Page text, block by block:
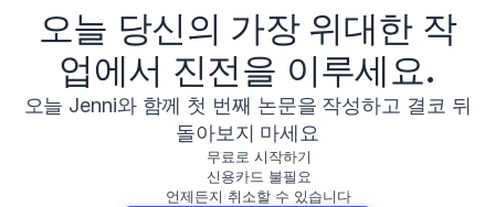
오늘 당신의 가장 위대한 작
업에서 진전을 이루세요.
오늘 Jenni와 함께 첫 번째 논문을 작성하고 결코 뒤
돌아보지 마세요
무료로 시작하기
신용카드 불필요
언제든지 취소할 수 있습니다